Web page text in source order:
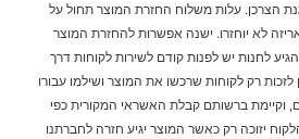
הצרכן. עלות משלוח החזרת המוצר תחול על
לא יוחזרו. ישנה אפשרות להחזרת המוצר
לחנות יש לפנות קודם לשירות לקוחות דרך
רק לקוחות שרכשו את המוצר ושילמו עבורו
ברשותם קבלת האשראי המקורית כפי
יזוכה רק כאשר המוצר יגיע חזרה לחברתנו